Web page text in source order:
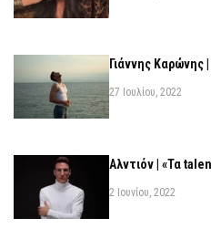
Γιάννης Καρώνης
27 Ιουλίου, 2022
Αλντιόν | «Τα
2 Ιουνίου, 2022